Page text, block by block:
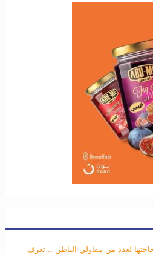
لعدد من مقاولي الباطن .. تعرف